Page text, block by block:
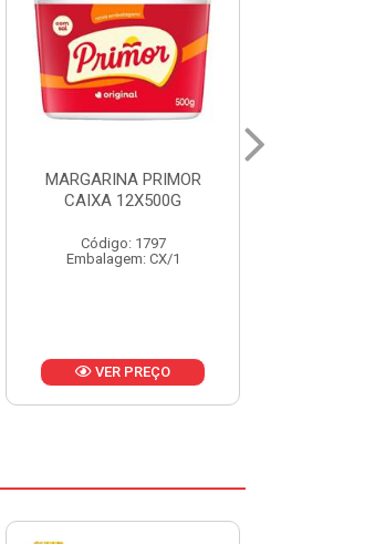
MARGARINA PRIMOR CX
24X250G
Código: 1921
Embalagem: CX/1
VER PREÇO